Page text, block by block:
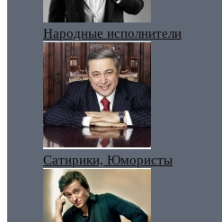
Народные исполнители
Сатирики, Юмористы